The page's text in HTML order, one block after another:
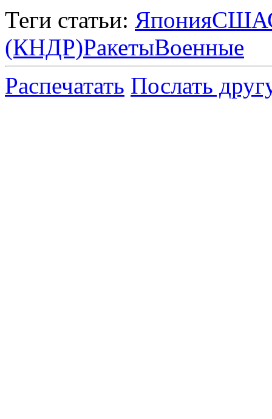
Теги статьи: ЯпонияСША
(КНДР)РакетыВоенные
Распечатать Послать